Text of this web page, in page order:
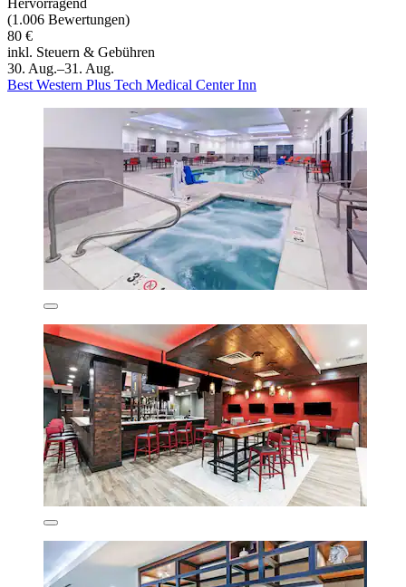
(1.006 Bewertungen)
80 €
inkl. Steuern & Gebühren
30. Aug.–31. Aug.
Best Western Plus Tech Medical Center Inn